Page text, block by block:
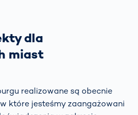
dla
miast
realizowane są obecnie
które jesteśmy zaangażowani